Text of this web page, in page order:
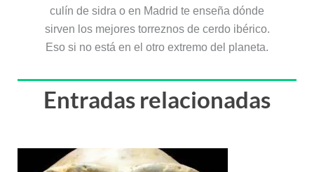
culín de sidra o en Madrid te enseña dónde
sirven los mejores torreznos de cerdo ibérico.
Eso si no está en el otro extremo del planeta.
Entradas relacionadas